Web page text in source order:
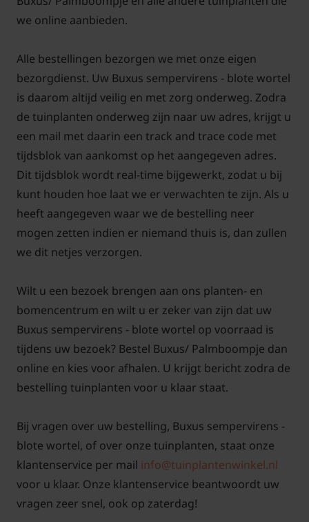
Maatvoering (in
(enkele rij)
meter
(dubbele
rij)
25/+ 6-7 planten
11-13
planten
U kunt de gewenste maatvoering selecteren en
vervolgens het aantal bepalen. Dit aantal kunt u
eventueel nog wijzigen in uw winkelmand.
Let op!
De wortels zijn niet meegerekend bij de
hoogtemaat van de plant. Het is de
daadwerkelijke hoogte van de plant boven de
grond.
Buxus sempervirens snoeien en
onderhouden
Snoei 2x per jaar uitlopers en overtollig blad weg. Dit
we online aanbieden.
Alle bestellingen bezorgen we met onze eigen
bezorgdienst. Uw Buxus sempervirens - blote wortel
is daarom altijd veilig en met zorg onderweg. Zodra
de tuinplanten onderweg zijn naar uw adres, krijgt u
een mail met daarin een track and trace code met
tijdsblok van aankomst op het aangegeven adres.
Dit tijdsblok wordt real-time bijgewerkt, zodat u bij
kunt houden hoe laat we er verwachten te zijn. Als u
heeft aangegeven waar we de bestelling neer
mogen zetten indien er niemand thuis is, dan zullen
we dit netjes verzorgen.
Wilt u een bezoek brengen aan ons planten- en
bomencentrum en wilt u er zeker van zijn dat uw
Buxus sempervirens - blote wortel op voorraad is
tijdens uw bezoek? Bestel Buxus/ Palmboompje dan
online en kies voor afhalen. U krijgt bericht zodra de
bestelling tuinplanten voor u klaar staat.
Bij vragen over uw bestelling, Buxus sempervirens -
blote wortel, of over onze tuinplanten, staat onze
klantenservice per mail info@tuinplantenwinkel.nl
voor u klaar. Onze klantenservice beantwoordt uw
vragen zeer snel, ook op zaterdag!